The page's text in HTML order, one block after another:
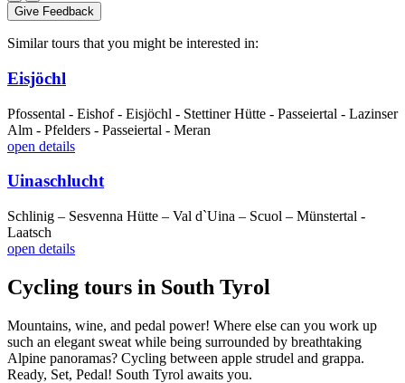
Give Feedback
Similar tours that you might be interested in:
Eisjöchl
Pfossental - Eishof - Eisjöchl - Stettiner Hütte - Passeiertal - Lazinser
Alm - Pfelders - Passeiertal - Meran
open details
Uinaschlucht
Schlinig – Sesvenna Hütte – Val d`Uina – Scuol – Münstertal -
Laatsch
open details
Cycling tours in South Tyrol
Mountains, wine, and pedal power! Where else can you work up
such an elegant sweat while being surrounded by breathtaking
Alpine panoramas? Cycling between apple strudel and grappa.
Ready, Set, Pedal! South Tyrol awaits you.